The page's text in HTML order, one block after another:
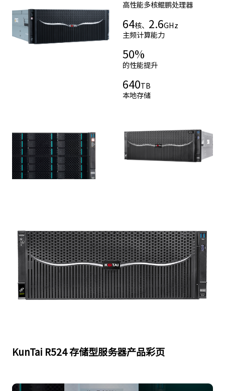
高性能多核鲲鹏处理器
64核、 2.6GHz
主频计算能力
50%
的性能提升
640TB
本地存储
KunTai R524 存储型服务器产品彩页